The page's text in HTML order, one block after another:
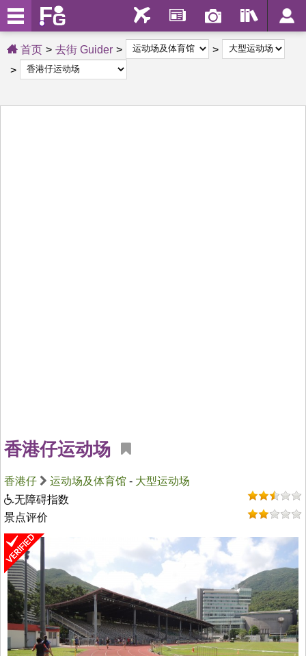
首页 去街 Guider
香港仔运动场
香港仔 运动场及体育馆 - 大型运动场
无障碍指数
景点评价